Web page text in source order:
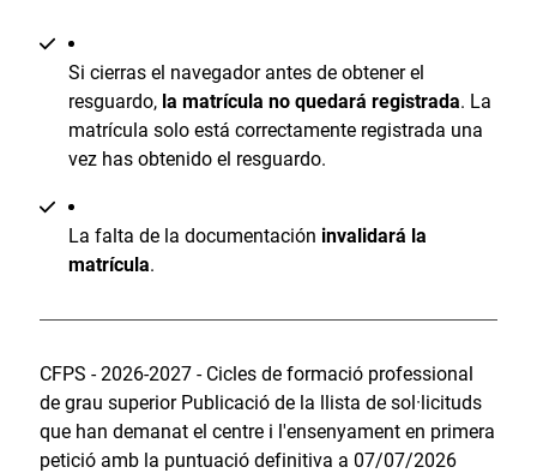
Si cierras el navegador antes de obtener el
resguardo, la matrícula no quedará registrada. La
matrícula solo está correctamente registrada una
vez has obtenido el resguardo.
La falta de la documentación invalidará la
matrícula.
CFPS - 2026-2027 - Cicles de formació professional
de grau superior Publicació de la llista de sol·licituds
que han demanat el centre i l'ensenyament en primera
petició amb la puntuació definitiva a 07/07/2026